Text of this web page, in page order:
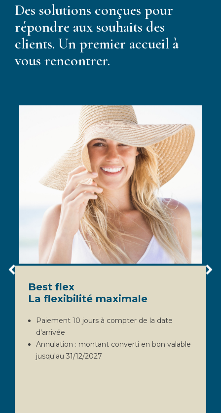
Des solutions conçues pour
répondre aux souhaits des
clients. Un premier accueil à
vous rencontrer.
Best flex
La flexibilité maximale
Paiement 10 jours à compter de la date
d'arrivée
Annulation : montant converti en bon valable
jusqu'au 31/12/2027